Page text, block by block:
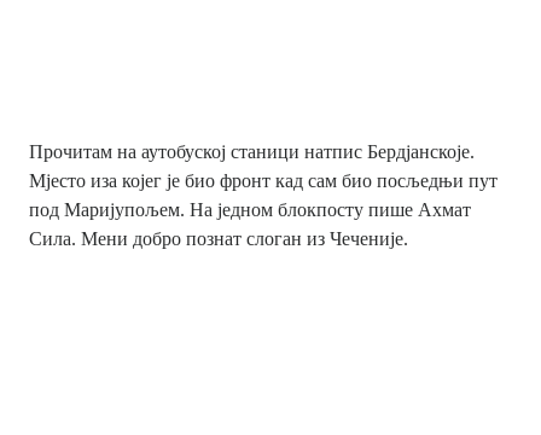
Прочитам на аутобуској станици натпис Бердјанскоје.
Мјесто иза којег је био фронт кад сам био посљедњи пут
под Маријупољем. На једном блокпосту пише Ахмат
Сила. Мени добро познат слоган из Чеченије.